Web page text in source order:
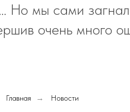
Но мы сами
очень много
Главная → Новости